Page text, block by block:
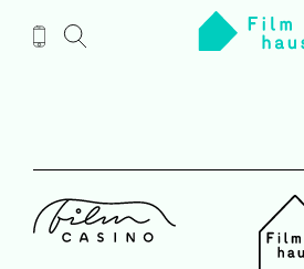
Inhalt